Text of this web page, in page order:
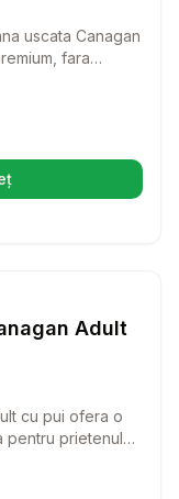
uscata Canagan
fara
superioara
într-o filă nouă)
Hrana Uscata Caini
Adult
cu pui ofera o
pentru prietenul
este ideala